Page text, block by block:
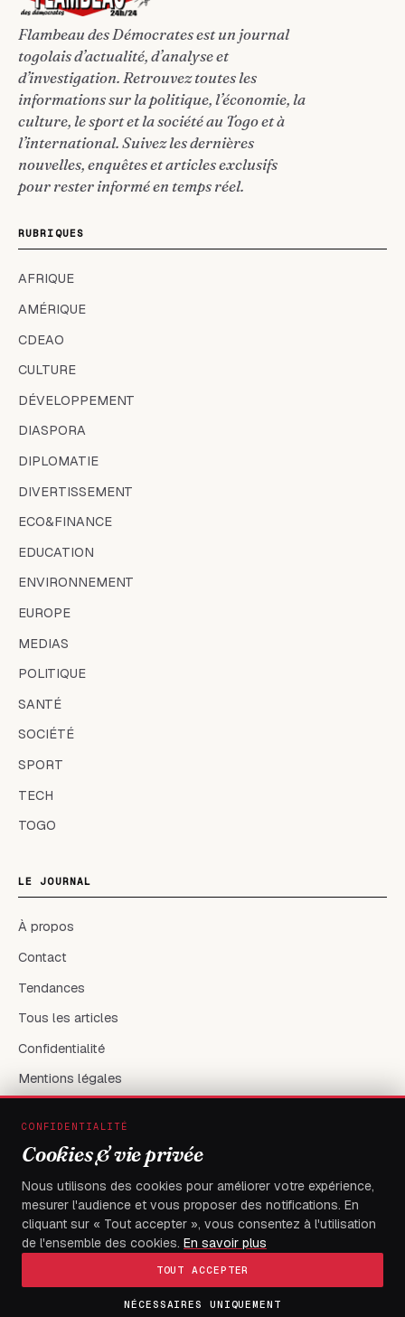
Flambeau des Démocrates est un journal
togolais d’actualité, d’analyse et
d’investigation. Retrouvez toutes les
informations sur la politique, l’économie, la
culture, le sport et la société au Togo et à
l’international. Suivez les dernières
nouvelles, enquêtes et articles exclusifs
pour rester informé en temps réel.
RUBRIQUES
AFRIQUE
AMÉRIQUE
CDEAO
CULTURE
DÉVELOPPEMENT
DIASPORA
DIPLOMATIE
DIVERTISSEMENT
ECO&FINANCE
EDUCATION
ENVIRONNEMENT
EUROPE
MEDIAS
POLITIQUE
SANTÉ
SOCIÉTÉ
SPORT
TECH
TOGO
LE JOURNAL
À propos
Contact
Tendances
Tous les articles
Confidentialité
Mentions légales
RÉSEAUX & CONTACT
X / Twitter
flambeaudesdemocrates@gmail.com
FLAMBEAU DES DEMOCRATES— Tous droits réservés
CONFIDENTIALITÉ
Cookies & vie privée
Nous utilisons des cookies pour améliorer votre expérience,
mesurer l'audience et vous proposer des notifications. En
cliquant sur « Tout accepter », vous consentez à l'utilisation
de l'ensemble des cookies. En savoir plus
TOUT ACCEPTER
NÉCESSAIRES UNIQUEMENT